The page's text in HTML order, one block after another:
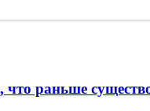
раньше